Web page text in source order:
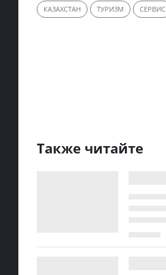
КАЗАХСТАН ТУРИЗМ СЕРВИС
Также читайте